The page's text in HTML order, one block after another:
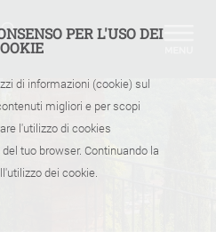
PER L'USO DEI
di informazioni (cookie) sul
migliori e per scopi
l'utilizzo di cookies
tuo browser. Continuando la
dei cookie.